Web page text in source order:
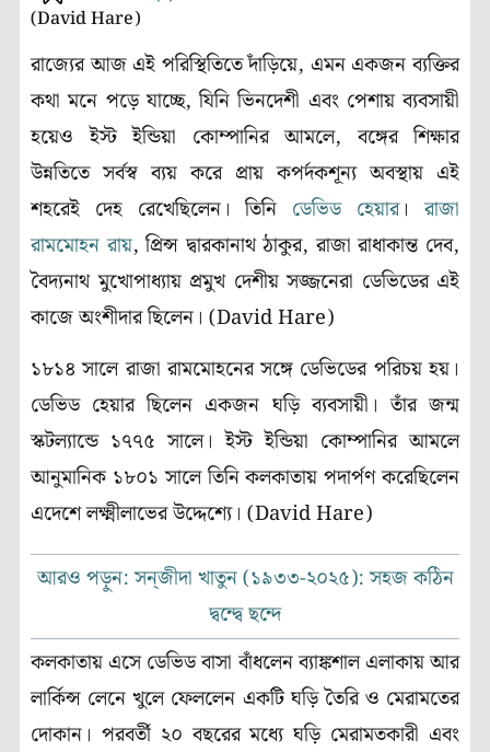
(David Hare)
রাজ্যের আজ এই পরিস্থিতিতে দাঁড়িয়ে, এমন একজন ব্যক্তির
কথা মনে পড়ে যাচ্ছে, যিনি ভিনদেশী এবং পেশায় ব্যবসায়ী
হয়েও ইস্ট ইন্ডিয়া কোম্পানির আমলে, বঙ্গের শিক্ষার
উন্নতিতে সর্বস্ব ব্যয় করে প্রায় কপর্দকশূন্য অবস্থায় এই
শহরেই দেহ রেখেছিলেন। তিনি ডেভিড হেয়ার।রাজা
রামমোহন রায়, প্রিন্স দ্বারকানাথ ঠাকুর, রাজা রাধাকান্ত দেব,
বৈদ্যনাথ মুখোপাধ্যায় প্রমুখ দেশীয় সজ্জনেরা ডেভিডের এই
কাজে অংশীদার ছিলেন। (David Hare)
১৮১৪ সালে রাজা রামমোহনের সঙ্গে ডেভিডের পরিচয় হয়।
ডেভিড হেয়ার ছিলেন একজন ঘড়ি ব্যবসায়ী। তাঁর জন্ম
স্কটল্যান্ডে ১৭৭৫ সালে। ইস্ট ইন্ডিয়া কোম্পানির আমলে
আনুমানিক ১৮০১ সালে তিনি কলকাতায় পদার্পণ করেছিলেন
এদেশে লক্ষ্মীলাভের উদ্দেশ্যে। (David Hare)
আরও পড়ুন: সন্‌জীদা খাতুন (১৯৩৩-২০২৫): সহজ কঠিন
দ্বন্দ্বে ছন্দে
কলকাতায় এসে ডেভিড বাসা বাঁধলেন ব্যাঙ্কশাল এলাকায় আর
লার্কিন্স লেনে খুলে ফেললেন একটি ঘড়ি তৈরি ও মেরামতের
দোকান। পরবর্তী ২০ বছরের মধ্যে ঘড়ি মেরামতকারী এবং